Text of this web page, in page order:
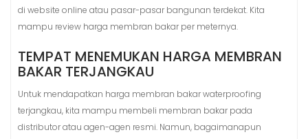
di website online atau pasar-pasar bangunan terdekat. Kita
mampu review harga membran bakar per meternya.
TEMPAT MENEMUKAN HARGA MEMBRAN
BAKAR TERJANGKAU
Untuk mendapatkan harga membran bakar waterproofing
terjangkau, kita mampu membeli membran bakar pada
distributor atau agen-agen resmi. Namun, bagaimanapun